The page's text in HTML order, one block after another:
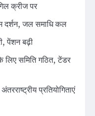
क्रीज पर
दर्शन, जल समाधि कल
पेंशन बढ़ी
लिए समिति गठित, टेंडर
प्रतियोगिताएं